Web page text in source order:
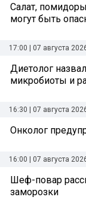
Салат,
могут быть
17:00 | 07 августа
Диетолог
микробиоты и
16:30 | 07 августа
Онколог
16:00 | 07 августа
Шеф-повар
заморозки